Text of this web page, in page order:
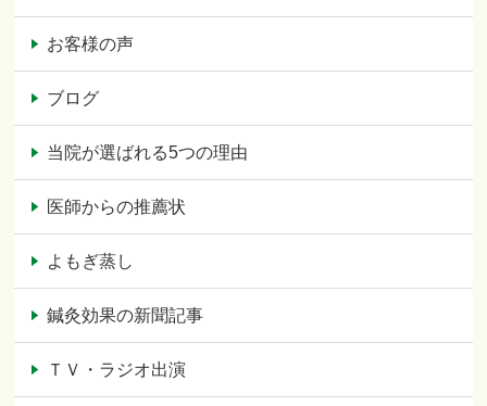
お客様の声
ブログ
当院が選ばれる5つの理由
医師からの推薦状
よもぎ蒸し
鍼灸効果の新聞記事
ＴＶ・ラジオ出演